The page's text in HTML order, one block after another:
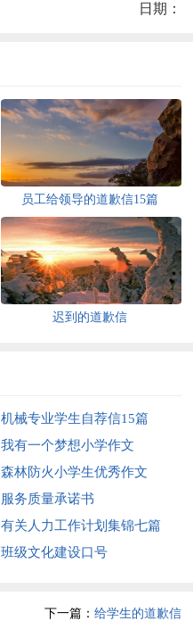
日期：
员工给领导的道歉信15篇
迟到的道歉信
机械专业学生自荐信15篇
我有一个梦想小学作文
森林防火小学生优秀作文
服务质量承诺书
有关人力工作计划集锦七篇
班级文化建设口号
下一篇： 给学生的道歉信